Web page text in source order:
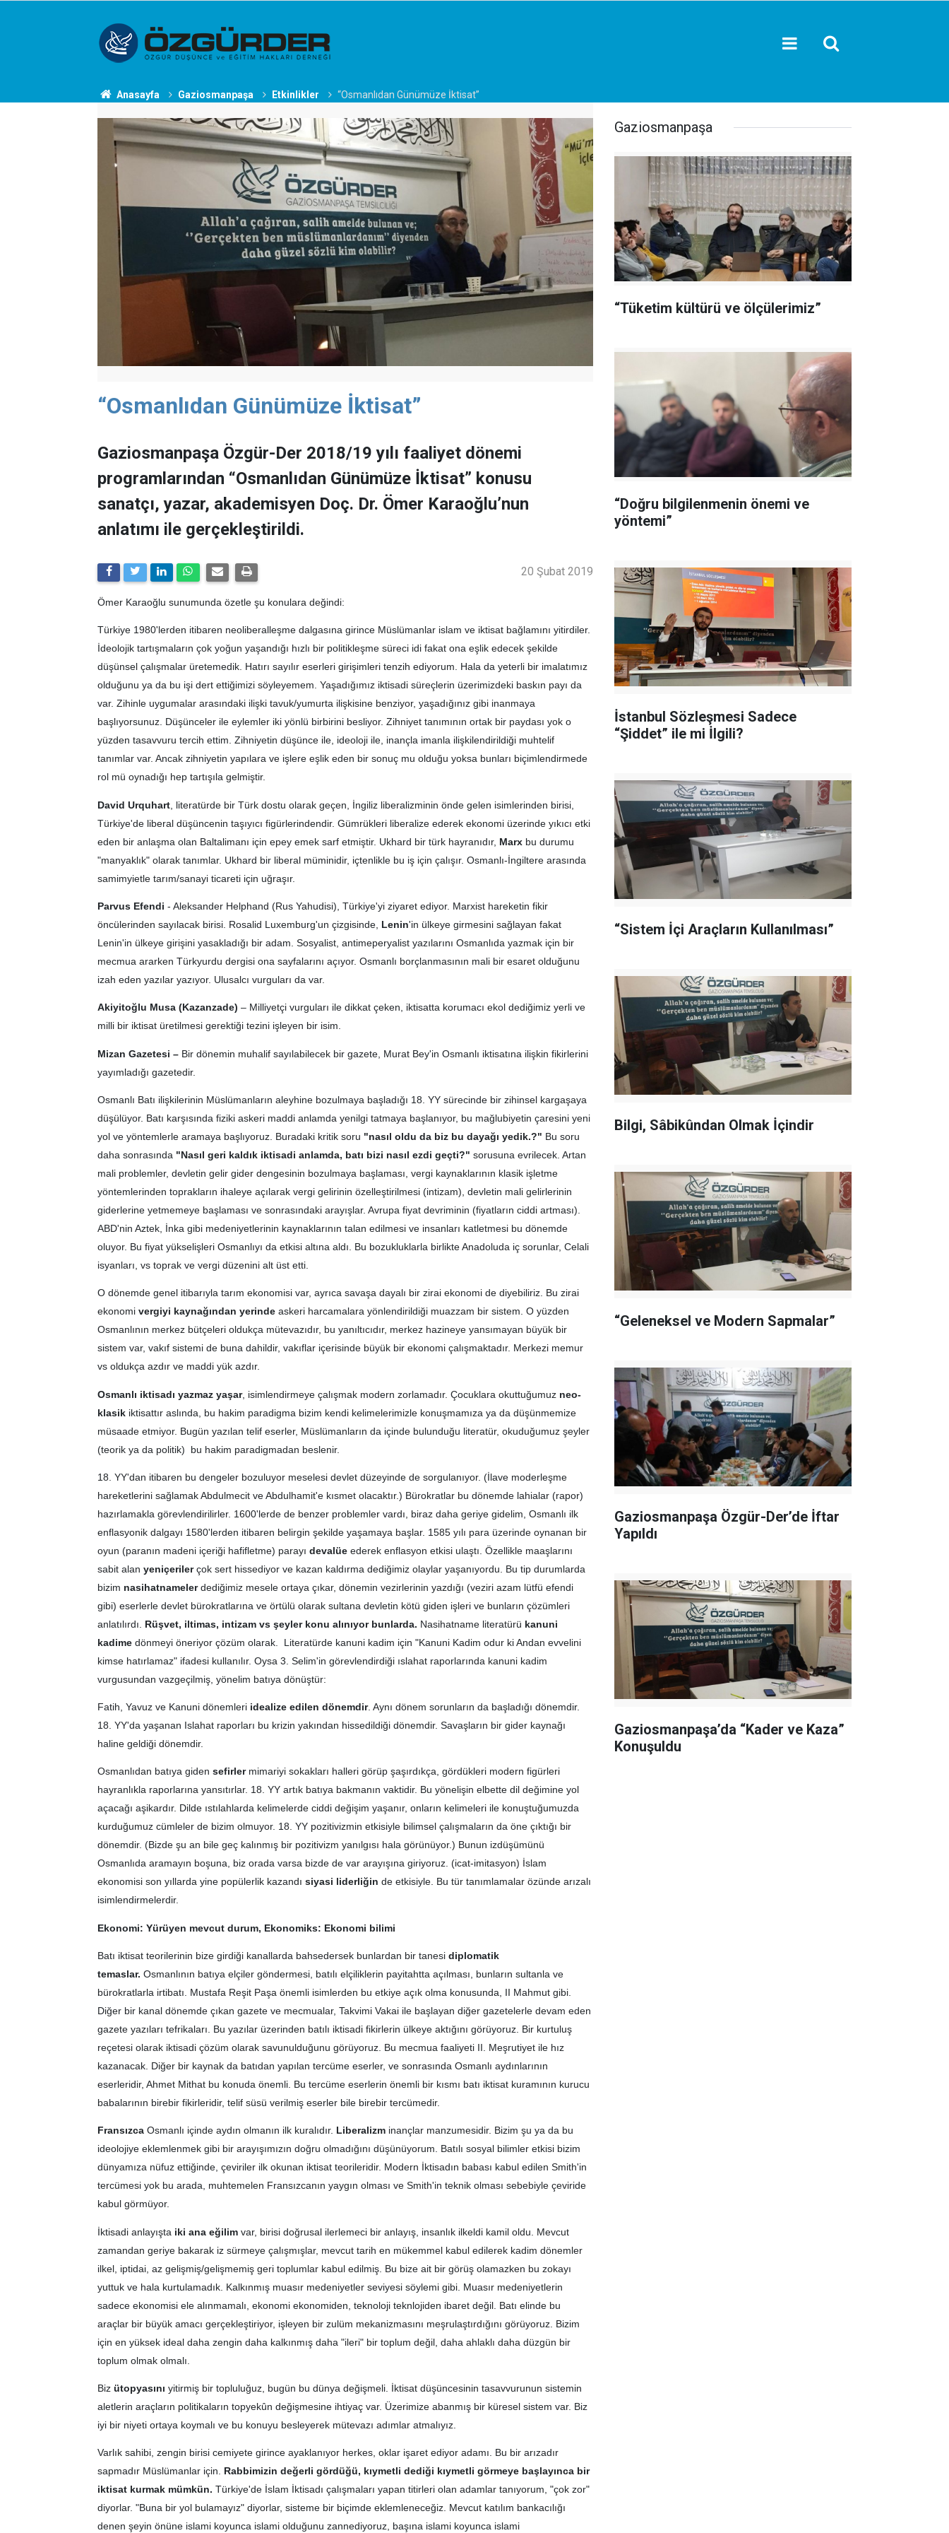
Anasayfa Gaziosmanpaşa Etkinlikler “Osmanlıdan Günümüze İktisat”
“Osmanlıdan Günümüze İktisat”
Gaziosmanpaşa Özgür-Der 2018/19 yılı faaliyet dönemi
programlarından “Osmanlıdan Günümüze İktisat” konusu
sanatçı, yazar, akademisyen Doç. Dr. Ömer Karaoğlu’nun
anlatımı ile gerçekleştirildi.
20 Şubat 2019
Ömer Karaoğlu sunumunda özetle şu konulara değindi:
Türkiye 1980'lerden itibaren neoliberalleşme dalgasına girince Müslümanlar islam ve iktisat bağlamını yitirdiler.
İdeolojik tartışmaların çok yoğun yaşandığı hızlı bir politikleşme süreci idi fakat ona eşlik edecek şekilde
düşünsel çalışmalar üretemedik. Hatırı sayılır eserleri girişimleri tenzih ediyorum. Hala da yeterli bir imalatımız
olduğunu ya da bu işi dert ettiğimizi söyleyemem. Yaşadığımız iktisadi süreçlerin üzerimizdeki baskın payı da
var. Zihinle uygumalar arasındaki ilişki tavuk/yumurta ilişkisine benziyor, yaşadığınız gibi inanmaya
başlıyorsunuz. Düşünceler ile eylemler iki yönlü birbirini besliyor. Zihniyet tanımının ortak bir paydası yok o
yüzden tasavvuru tercih ettim. Zihniyetin düşünce ile, ideoloji ile, inançla imanla ilişkilendirildiği muhtelif
tanımlar var. Ancak zihniyetin yapılara ve işlere eşlik eden bir sonuç mu olduğu yoksa bunları biçimlendirmede
rol mü oynadığı hep tartışıla gelmiştir.
David Urquhart , literatürde bir Türk dostu olarak geçen, İngiliz liberalizminin önde gelen isimlerinden birisi,
Türkiye'de liberal düşüncenin taşıyıcı figürlerindendir. Gümrükleri liberalize ederek ekonomi üzerinde yıkıcı etki
eden bir anlaşma olan Baltalimanı için epey emek sarf etmiştir. Ukhard bir türk hayranıdır, Marx bu durumu
"manyaklık" olarak tanımlar. Ukhard bir liberal müminidir, içtenlikle bu iş için çalışır. Osmanlı-İngiltere arasında
samimyietle tarım/sanayi ticareti için uğraşır.
Parvus Efendi - Aleksander Helphand (Rus Yahudisi), Türkiye'yi ziyaret ediyor. Marxist hareketin fikir
öncülerinden sayılacak birisi. Rosalid Luxemburg'un çizgisinde, Lenin'in ülkeye girmesini sağlayan fakat
Lenin'in ülkeye girişini yasakladığı bir adam. Sosyalist, antimeperyalist yazılarını Osmanlıda yazmak için bir
mecmua ararken Türkyurdu dergisi ona sayfalarını açıyor. Osmanlı borçlanmasının mali bir esaret olduğunu
izah eden yazılar yazıyor. Ulusalcı vurguları da var.
Akiyitoğlu Musa (Kazanzade) – Milliyetçi vurguları ile dikkat çeken, iktisatta korumacı ekol dediğimiz yerli ve
milli bir iktisat üretilmesi gerektiği tezini işleyen bir isim.
Mizan Gazetesi – Bir dönemin muhalif sayılabilecek bir gazete, Murat Bey'in Osmanlı iktisatına ilişkin fikirlerini
yayımladığı gazetedir.
Osmanlı Batı ilişkilerinin Müslümanların aleyhine bozulmaya başladığı 18. YY sürecinde bir zihinsel kargaşaya
düşülüyor. Batı karşısında fiziki askeri maddi anlamda yenilgi tatmaya başlanıyor, bu mağlubiyetin çaresini yeni
yol ve yöntemlerle aramaya başlıyoruz. Buradaki kritik soru "nasıl oldu da biz bu dayağı yedik.?" Bu soru
daha sonrasında "Nasıl geri kaldık iktisadi anlamda, batı bizi nasıl ezdi geçti?" sorusuna evrilecek. Artan
mali problemler, devletin gelir gider dengesinin bozulmaya başlaması, vergi kaynaklarının klasik işletme
yöntemlerinden toprakların ihaleye açılarak vergi gelirinin özelleştirilmesi (intizam), devletin mali gelirlerinin
giderlerine yetmemeye başlaması ve sonrasındaki arayışlar. Avrupa fiyat devriminin (fiyatların ciddi artması).
ABD'nin Aztek, İnka gibi medeniyetlerinin kaynaklarının talan edilmesi ve insanları katletmesi bu dönemde
oluyor. Bu fiyat yükselişleri Osmanlıyı da etkisi altına aldı. Bu bozukluklarla birlikte Anadoluda iç sorunlar, Celali
isyanları, vs toprak ve vergi düzenini alt üst etti.
O dönemde genel itibarıyla tarım ekonomisi var, ayrıca savaşa dayalı bir zirai ekonomi de diyebiliriz. Bu zirai
ekonomi vergiyi kaynağından yerinde askeri harcamalara yönlendirildiği muazzam bir sistem. O yüzden
Osmanlının merkez bütçeleri oldukça mütevazıdır, bu yanıltıcıdır, merkez hazineye yansımayan büyük bir
sistem var, vakıf sistemi de buna dahildir, vakıflar içerisinde büyük bir ekonomi çalışmaktadır. Merkezi memur
vs oldukça azdır ve maddi yük azdır.
Osmanlı iktisadı yazmaz yaşar, isimlendirmeye çalışmak modern zorlamadır. Çocuklara okuttuğumuz neo-
klasik iktisattır aslında, bu hakim paradigma bizim kendi kelimelerimizle konuşmamıza ya da düşünmemize
müsaade etmiyor. Bugün yazılan telif eserler, Müslümanların da içinde bulunduğu literatür, okuduğumuz şeyler
(teorik ya da politik) bu hakim paradigmadan beslenir.
18. YY'dan itibaren bu dengeler bozuluyor meselesi devlet düzeyinde de sorgulanıyor. (İlave moderleşme
hareketlerini sağlamak Abdulmecit ve Abdulhamit'e kısmet olacaktır.) Bürokratlar bu dönemde lahialar (rapor)
hazırlamakla görevlendirilirler. 1600'lerde de benzer problemler vardı, biraz daha geriye gidelim, Osmanlı ilk
enflasyonik dalgayı 1580'lerden itibaren belirgin şekilde yaşamaya başlar. 1585 yılı para üzerinde oynanan bir
oyun (paranın madeni içeriği hafifletme) parayı devalüe ederek enflasyon etkisi ulaştı. Özellikle maaşlarını
sabit alan yeniçerilerçok sert hissediyor ve kazan kaldırma dediğimiz olaylar yaşanıyordu. Bu tip durumlarda
bizim nasihatnamelerdediğimiz mesele ortaya çıkar, dönemin vezirlerinin yazdığı (veziri azam lütfü efendi
gibi) eserlerle devlet bürokratlarına ve örtülü olarak sultana devletin kötü giden işleri ve bunların çözümleri
anlatılırdı. Rüşvet, iltimas, intizam vs şeyler konu alınıyor bunlarda. Nasihatname literatürü kanuni
kadime dönmeyi öneriyor çözüm olarak. Literatürde kanuni kadim için "Kanuni Kadim odur ki Andan evvelini
kimse hatırlamaz" ifadesi kullanılır. Oysa 3. Selim'in görevlendirdiği ıslahat raporlarında kanuni kadim
vurgusundan vazgeçilmiş, yönelim batıya dönüştür:
Fatih, Yavuz ve Kanuni dönemleri idealize edilen dönemdir. Aynı dönem sorunların da başladığı dönemdir.
18. YY'da yaşanan Islahat raporları bu krizin yakından hissedildiği dönemdir. Savaşların bir gider kaynağı
haline geldiği dönemdir.
Osmanlıdan batıya giden sefirler mimariyi sokakları halleri görüp şaşırdıkça, gördükleri modern figürleri
hayranlıkla raporlarına yansıtırlar. 18. YY artık batıya bakmanın vaktidir. Bu yönelişin elbette dil değimine yol
açacağı aşikardır. Dilde ıstılahlarda kelimelerde ciddi değişim yaşanır, onların kelimeleri ile konuştuğumuzda
kurduğumuz cümleler de bizim olmuyor. 18. YY pozitivizmin etkisiyle bilimsel çalışmaların da öne çıktığı bir
dönemdir. (Bizde şu an bile geç kalınmış bir pozitivizm yanılgısı hala görünüyor.) Bunun izdüşümünü
Osmanlıda aramayın boşuna, biz orada varsa bizde de var arayışına giriyoruz. (icat-imitasyon) İslam
ekonomisi son yıllarda yine popülerlik kazandı siyasi liderliğin de etkisiyle. Bu tür tanımlamalar özünde arızalı
isimlendirmelerdir.
Ekonomi: Yürüyen mevcut durum, Ekonomiks: Ekonomi bilimi
Batı iktisat teorilerinin bize girdiği kanallarda bahsedersek bunlardan bir tanesi diplomatik
temaslar. Osmanlının batıya elçiler göndermesi, batılı elçiliklerin payitahtta açılması, bunların sultanla ve
bürokratlarla irtibatı. Mustafa Reşit Paşa önemli isimlerden bu etkiye açık olma konusunda, II Mahmut gibi.
Diğer bir kanal dönemde çıkan gazete ve mecmualar, Takvimi Vakai ile başlayan diğer gazetelerle devam eden
gazete yazıları tefrikaları. Bu yazılar üzerinden batılı iktisadi fikirlerin ülkeye aktığını görüyoruz. Bir kurtuluş
reçetesi olarak iktisadi çözüm olarak savunulduğunu görüyoruz. Bu mecmua faaliyeti II. Meşrutiyet ile hız
kazanacak. Diğer bir kaynak da batıdan yapılan tercüme eserler, ve sonrasında Osmanlı aydınlarının
eserleridir, Ahmet Mithat bu konuda önemli. Bu tercüme eserlerin önemli bir kısmı batı iktisat kuramının kurucu
babalarının birebir fikirleridir, telif süsü verilmiş eserler bile birebir tercümedir.
Fransızca Osmanlı içinde aydın olmanın ilk kuralıdır. Liberalizm inançlar manzumesidir. Bizim şu ya da bu
ideolojiye eklemlenmek gibi bir arayışımızın doğru olmadığını düşünüyorum. Batılı sosyal bilimler etkisi bizim
dünyamıza nüfuz ettiğinde, çeviriler ilk okunan iktisat teorileridir. Modern İktisadın babası kabul edilen Smith'in
tercümesi yok bu arada, muhtemelen Fransızcanın yaygın olması ve Smith'in teknik olması sebebiyle çeviride
kabul görmüyor.
İktisadi anlayışta iki ana eğilim var, birisi doğrusal ilerlemeci bir anlayış, insanlık ilkeldi kamil oldu. Mevcut
zamandan geriye bakarak iz sürmeye çalışmışlar, mevcut tarih en mükemmel kabul edilerek kadim dönemler
ilkel, iptidai, az gelişmiş/gelişmemiş geri toplumlar kabul edilmiş. Bu bize ait bir görüş olamazken bu zokayı
yuttuk ve hala kurtulamadık. Kalkınmış muasır medeniyetler seviyesi söylemi gibi. Muasır medeniyetlerin
sadece ekonomisi ele alınmamalı, ekonomi ekonomiden, teknoloji teknlojiden ibaret değil. Batı elinde bu
araçlar bir büyük amacı gerçekleştiriyor, işleyen bir zulüm mekanizmasını meşrulaştırdığını görüyoruz. Bizim
için en yüksek ideal daha zengin daha kalkınmış daha "ileri" bir toplum değil, daha ahlaklı daha düzgün bir
toplum olmak olmalı.
Biz ütopyasını yitirmiş bir topluluğuz, bugün bu dünya değişmeli. İktisat düşüncesinin tasavvurunun sistemin
aletlerin araçların politikaların topyekûn değişmesine ihtiyaç var. Üzerimize abanmış bir küresel sistem var. Biz
iyi bir niyeti ortaya koymalı ve bu konuyu besleyerek mütevazı adımlar atmalıyız.
Varlık sahibi, zengin birisi cemiyete girince ayaklanıyor herkes, oklar işaret ediyor adamı. Bu bir arızadır
sapmadır Müslümanlar için. Rabbimizin değerli gördüğü, kıymetli dediği kıymetli görmeye başlayınca bir
iktisat kurmak mümkün. Türkiye'de İslam İktisadı çalışmaları yapan titirleri olan adamlar tanıyorum, "çok zor"
diyorlar. "Buna bir yol bulamayız" diyorlar, sisteme bir biçimde eklemleneceğiz. Mevcut katılım bankacılığı
denen şeyin önüne islami koyunca islami olduğunu zannediyoruz, başına islami koyunca islami
Gaziosmanpaşa
“Tüketim kültürü ve ölçülerimiz”
“Doğru bilgilenmenin önemi ve
yöntemi”
İstanbul Sözleşmesi Sadece
“Şiddet” ile mi İlgili?
“Sistem İçi Araçların Kullanılması”
Bilgi, Sâbikûndan Olmak İçindir
“Geleneksel ve Modern Sapmalar”
Gaziosmanpaşa Özgür-Der’de İftar
Yapıldı
Gaziosmanpaşa’da “Kader ve Kaza”
Konuşuldu